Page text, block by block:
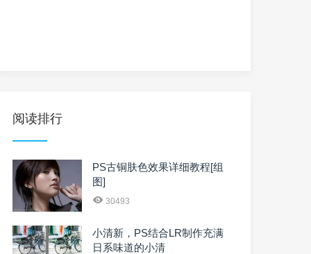
阅读排行
PS古铜肤色效果详细教程[组
图]
30493
小清新，PS结合LR制作充满
日系味道的小清